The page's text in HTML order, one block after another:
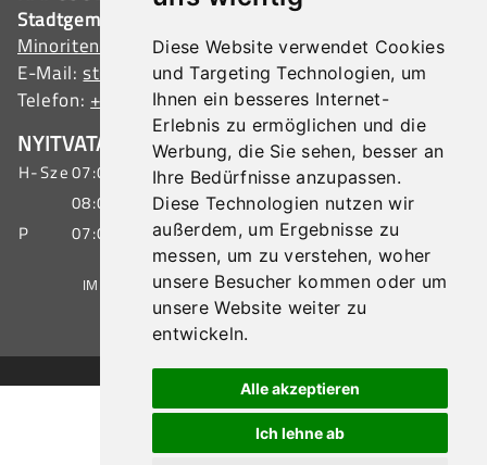
Diese Website verwendet Cookies
und Targeting Technologien, um
Ihnen ein besseres Internet-
Erlebnis zu ermöglichen und die
Werbung, die Sie sehen, besser an
Ihre Bedürfnisse anzupassen.
Diese Technologien nutzen wir
außerdem, um Ergebnisse zu
messen, um zu verstehen, woher
unsere Besucher kommen oder um
unsere Website weiter zu
entwickeln.
Alle akzeptieren
Ich lehne ab
Stadtgemeinde Tulln
Minoritenplatz 1, 3430 Tulln, Austria
E-Mail:stadtamt@tulln.gv.at
Telefon: +43 (0) 2272 690-0
NYITVATARTÁS ÜGYFÉLSZOLGÁLAT
H-Sze07:00 - 15:30 óra
08:00 - 19:00 óra
P
07:00 - 12:00 óra
IMPRESSZUM | ADATVÉDELEM | OLDALTÉRKÉP
© 2026 Stadtgemeinde Tulln